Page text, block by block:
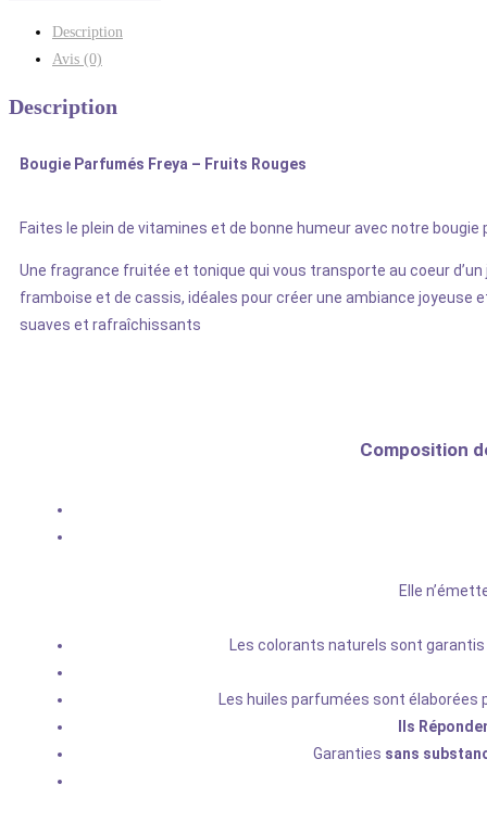
Description
Avis (0)
Description
Bougie Parfumés Freya – Fruits Rouges
Faites le plein de vitamines et de bonne humeur avec notre bougie
Une fragrance fruitée et tonique qui vous transporte au coeur
framboise et de cassis, idéales pour créer une ambiance
suaves et rafraîchissants
Composition
Elle
Les colorants naturels sont garantis
Les huiles parfumées sont élaborées
Ils
Garanties sans